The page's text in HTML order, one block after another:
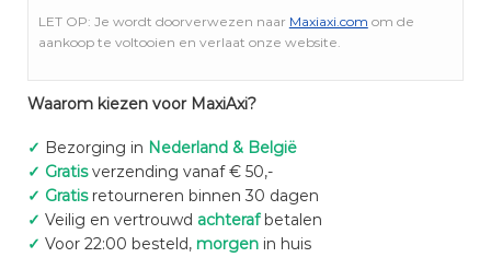
LET OP: Je wordt doorverwezen naar Maxiaxi.com om de
aankoop te voltooien en verlaat onze website.
Waarom kiezen voor MaxiAxi?
✓ Bezorging in Nederland & België
✓ Gratisverzending vanaf € 50,-
✓ Gratisretourneren binnen 30 dagen
✓ Veilig en vertrouwd achterafbetalen
✓ Voor 22:00 besteld, morgenin huis